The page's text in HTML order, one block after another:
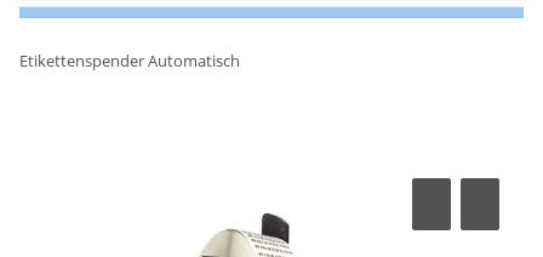
Etikettenspender Automatisch